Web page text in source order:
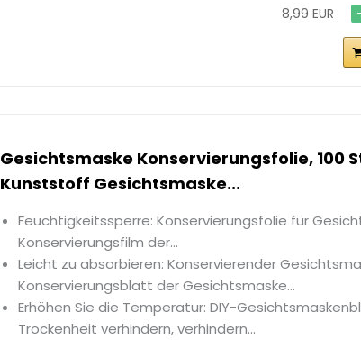
8,99 EUR
Gesichtsmaske Konservierungsfolie, 100
Kunststoff Gesichtsmaske...
Feuchtigkeitssperre: Konservierungsfolie für
Konservierungsfilm der...
Leicht zu absorbieren: Konservierender
Konservierungsblatt der Gesichtsmaske...
Erhöhen Sie die Temperatur: DIY-
Trockenheit verhindern, verhindern...